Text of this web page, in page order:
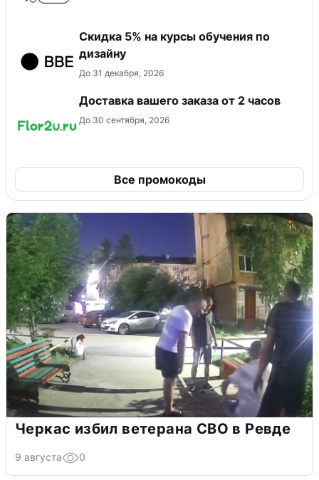
Скидка 5% на курсы обучения по
дизайну
До 31 декабря, 2026
Доставка вашего заказа от 2 часов
До 30 сентября, 2026
Все промокоды
Черкас избил ветерана СВО в Ревде
9 августа 0